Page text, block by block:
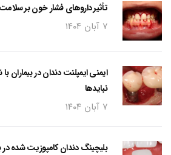
تأثیر داروهای فشار خون بر
۷ آبان ۱۴۰۴
ایمنی ایمپلنت دندان در بیماران
نبایدها
۷ آبان ۱۴۰۴
بلیچینگ دندان کامپوزیت شده در